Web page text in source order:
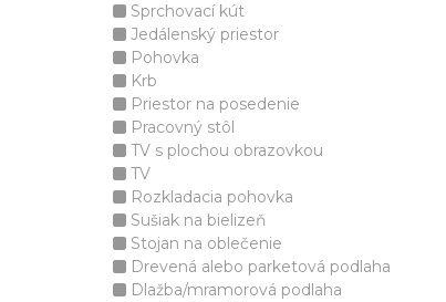
Sprchovací kút
Jedálenský priestor
Pohovka
Krb
Priestor na posedenie
Pracovný stôl
TV s plochou obrazovkou
TV
Rozkladacia pohovka
Sušiak na bielizeň
Stojan na oblečenie
Drevená alebo parketová podlaha
Dlažba/mramorová podlaha